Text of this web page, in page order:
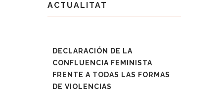
ACTUALITAT
DECLARACIÓN DE LA
CONFLUENCIA FEMINISTA
FRENTE A TODAS LAS FORMAS
DE VIOLENCIAS